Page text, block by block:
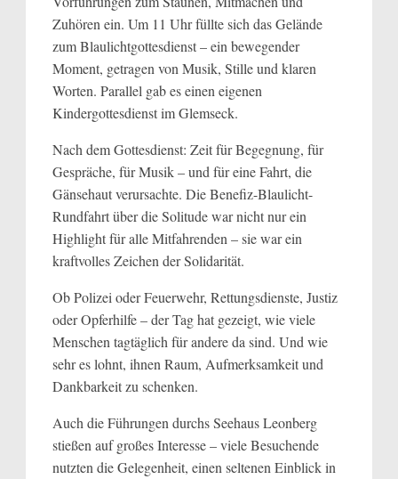
Zuhören ein. Um 11 Uhr füllte sich das Gelände
zum Blaulichtgottesdienst – ein bewegender
Moment, getragen von Musik, Stille und klaren
Worten. Parallel gab es einen eigenen
Kindergottesdienst im Glemseck.
Nach dem Gottesdienst: Zeit für Begegnung, für
Gespräche, für Musik – und für eine Fahrt, die
Gänsehaut verursachte. Die Benefiz-Blaulicht-
Rundfahrt über die Solitude war nicht nur ein
Highlight für alle Mitfahrenden – sie war ein
kraftvolles Zeichen der Solidarität.
Ob Polizei oder Feuerwehr, Rettungsdienste, Justiz
oder Opferhilfe – der Tag hat gezeigt, wie viele
Menschen tagtäglich für andere da sind. Und wie
sehr es lohnt, ihnen Raum, Aufmerksamkeit und
Dankbarkeit zu schenken.
Auch die Führungen durchs Seehaus Leonberg
stießen auf großes Interesse – viele Besuchende
nutzten die Gelegenheit, einen seltenen Einblick in